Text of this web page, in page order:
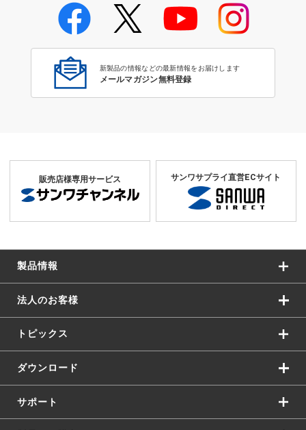
新製品の情報などの最新情報をお届けします
メールマガジン無料登録
販売店様専用サービス サンワサプライ直営ECサイト
製品情報
法人のお客様
トピックス
ダウンロード
サポート